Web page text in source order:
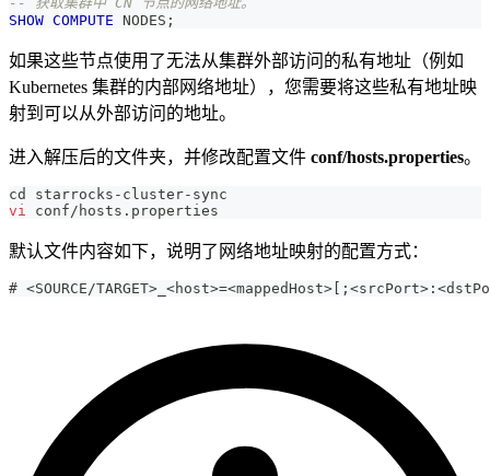
SHOW COMPUTE NODES ;
如果这些节点使用了无法从集群外部访问的私有地址（例如
Kubernetes 集群的内部网络地址），您需要将这些私有地址映
射到可以从外部访问的地址。
进入解压后的文件夹，并修改配置文件 conf/hosts.properties。
cd
starrocks-cluster-sync
vi conf/hosts.properties
默认文件内容如下，说明了网络地址映射的配置方式：
# <SOURCE/